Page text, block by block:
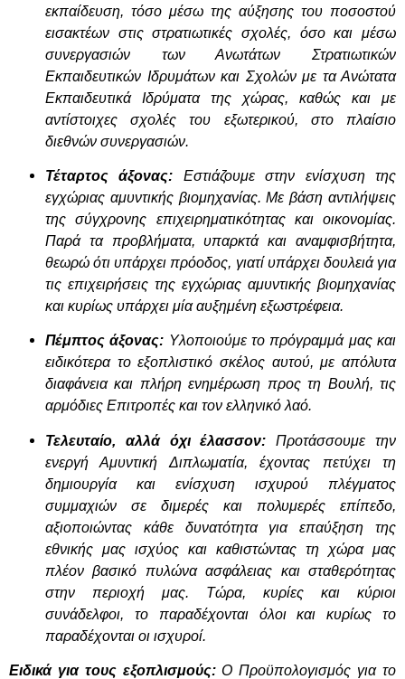
εκπαίδευση, τόσο μέσω της αύξησης του ποσοστού
εισακτέων στις στρατιωτικές σχολές, όσο και μέσω
συνεργασιών των Ανωτάτων Στρατιωτικών
Εκπαιδευτικών Ιδρυμάτων και Σχολών με τα Ανώτατα
Εκπαιδευτικά Ιδρύματα της χώρας, καθώς και με
αντίστοιχες σχολές του εξωτερικού, στο πλαίσιο
διεθνών συνεργασιών.
Τέταρτος άξονας: Εστιάζουμε στην ενίσχυση της
εγχώριας αμυντικής βιομηχανίας. Με βάση αντιλήψεις
της σύγχρονης επιχειρηματικότητας και οικονομίας.
Παρά τα προβλήματα, υπαρκτά και αναμφισβήτητα,
θεωρώ ότι υπάρχει πρόοδος, γιατί υπάρχει δουλειά για
τις επιχειρήσεις της εγχώριας αμυντικής βιομηχανίας
και κυρίως υπάρχει μία αυξημένη εξωστρέφεια.
Πέμπτος άξονας: Υλοποιούμε το πρόγραμμά μας και
ειδικότερα το εξοπλιστικό σκέλος αυτού, με απόλυτα
διαφάνεια και πλήρη ενημέρωση προς τη Βουλή, τις
αρμόδιες Επιτροπές και τον ελληνικό λαό.
Τελευταίο, αλλά όχι έλασσον: Προτάσσουμε την
ενεργή Αμυντική Διπλωματία, έχοντας πετύχει τη
δημιουργία και ενίσχυση ισχυρού πλέγματος
συμμαχιών σε διμερές και πολυμερές επίπεδο,
αξιοποιώντας κάθε δυνατότητα για επαύξηση της
εθνικής μας ισχύος και καθιστώντας τη χώρα μας
πλέον βασικό πυλώνα ασφάλειας και σταθερότητας
στην περιοχή μας. Τώρα, κυρίες και κύριοι
συνάδελφοι, το παραδέχονται όλοι και κυρίως το
παραδέχονται οι ισχυροί.
Ειδικά για τους εξοπλισμούς:Ο Προϋπολογισμός για το